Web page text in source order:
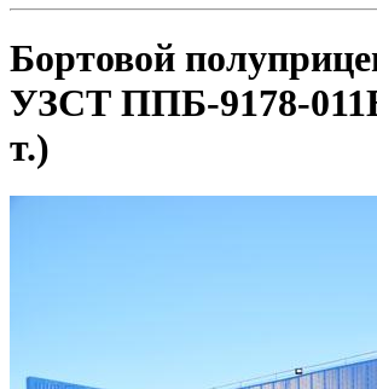
Бортовой
УЗСТ ППБ-9178-
т.)